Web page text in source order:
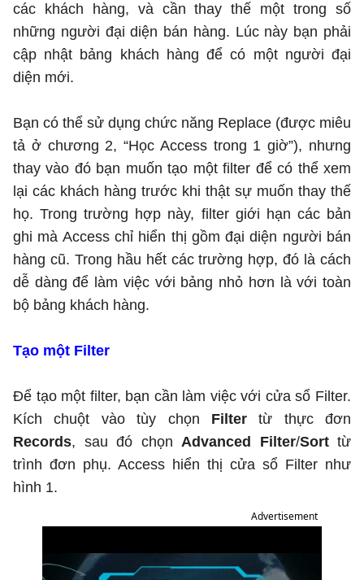
các khách hàng, và cần thay thế một trong số
những người đại diện bán hàng. Lúc này bạn phải
cập nhật bảng khách hàng để có một người đại
diện mới.
Bạn có thể sử dụng chức năng Replace (được miêu
tả ở chương 2, “Học Access trong 1 giờ”), nhưng
thay vào đó bạn muốn tạo một filter để có thể xem
lại các khách hàng trước khi thật sự muốn thay thế
họ. Trong trường hợp này, filter giới hạn các bản
ghi mà Access chỉ hiển thị gồm đại diện người bán
hàng cũ. Trong hầu hết các trường hợp, đó là cách
dễ dàng để làm việc với bảng nhỏ hơn là với toàn
bộ bảng khách hàng.
Tạo một Filter
Để tạo một filter, bạn cần làm việc với cửa sổ Filter.
Kích chuột vào tùy chọn Filtertừ thực đơn
Records, sau đó chọn Advanced Filter/Sorttừ
trình đơn phụ. Access hiển thị cửa sổ Filter như
hình 1.
Advertisement